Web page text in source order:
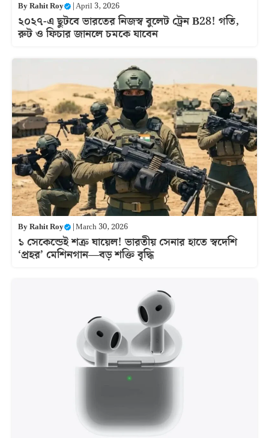
ByRahit Roy |April 3, 2026
২০২৭-এ ছুটবে ভারতের নিজস্ব বুলেট ট্রেন B28! গতি,
রুট ও ফিচার জানলে চমকে যাবেন
ByRahit Roy |March 30, 2026
১ সেকেন্ডেই শত্রু ঘায়েল! ভারতীয় সেনার হাতে স্বদেশি
‘প্রহর’ মেশিনগান—বড় শক্তি বৃদ্ধি